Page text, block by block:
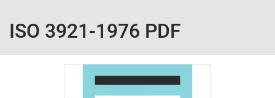
ISO 3921-1976 PDF